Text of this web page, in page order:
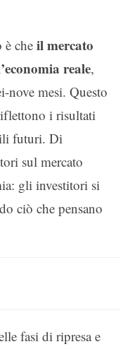
è che il mercato
reale,
nove mesi. Questo
i risultati
futuri. Di
sul mercato
gli investitori si
ciò che pensano
fasi di ripresa e